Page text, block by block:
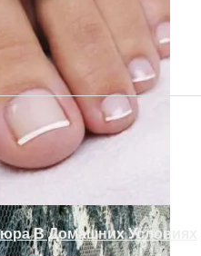
Зимой
В Домашних Условиях